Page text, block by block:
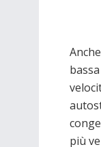
più